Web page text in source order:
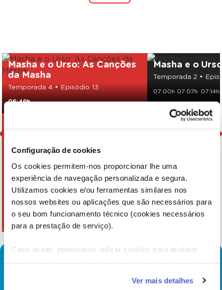
Configuração de cookies
Os cookies permitem-nos proporcionar lhe uma
experiência de navegação personalizada e segura.
Utilizamos cookies e/ou ferramentas similares nos
nossos websites ou aplicações que são necessários para
o seu bom funcionamento técnico (cookies necessários
para a prestação de serviço).
Caso aceite, poderemos utilizar cookies para analisar
funcionalidades (cookies de personalização e
Ver mais detalhes
Masha e o Urso: As Canções
da Masha
Temporada 4 • Episódio 13
06:49h
Masha e o
Temporada 2 •
07:00h 07:07h 07:14h